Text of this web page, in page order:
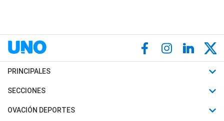
PRINCIPALES
Últimas Noticias
Política
SECCIONES
Horóscopo
OVACIÓN DEPORTES